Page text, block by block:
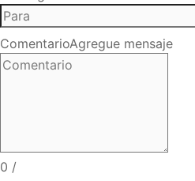
ComentarioAgregue mensaje
0 /